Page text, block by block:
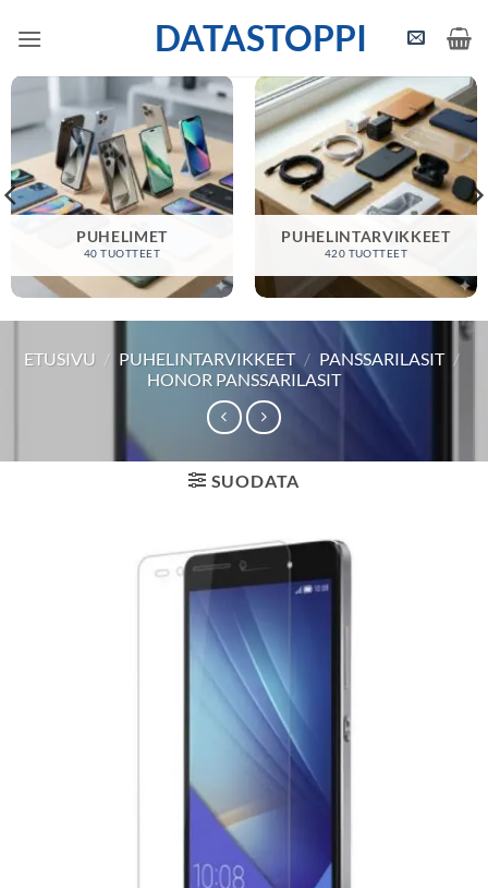
DATASTOPPI
PUHELIMET
40 TUOTTEET
PUHELINTARVIKKEET
420 TUOTTEET
ETUSIVU / PUHELINTARVIKKEET / PANSSARILASIT /
HONOR PANSSARILASIT
SUODATA